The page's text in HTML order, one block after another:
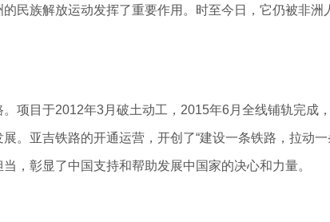
族解放运动发挥了重要作用。时至今日，它仍被非洲
目于2012年3月破土动工，2015年6月全线铺轨完成
。亚吉铁路的开通运营，开创了“建设一条铁路，拉动一
，彰显了中国支持和帮助发展中国家的决心和力量。